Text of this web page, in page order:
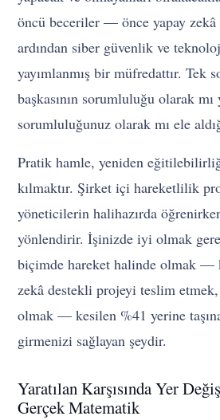
öncü beceriler — önce yapay
ardından siber güvenlik ve
yayımlanmış bir müfredattır. Tek
başkasının sorumluluğu olarak
sorumluluğunuz olarak mı ele
Pratik hamle, yeniden
kılmaktır. Şirket içi hareketlilik
yöneticilerin halihazırda
yönlendirir. İşinizde iyi olmak
biçimde hareket halinde olmak —
zekâ destekli projeyi teslim
olmak — kesilen %41 yerine
girmenizi sağlayan şeydir.
Yaratılan Karşısında Yer
Gerçek Matematik